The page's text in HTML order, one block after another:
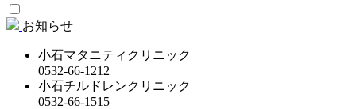
お知らせ
小石マタニティクリニック
0532-66-1212
小石チルドレンクリニック
0532-66-1515